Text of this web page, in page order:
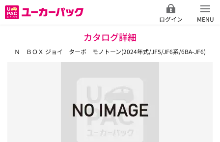
ログイン MENU
カタログ詳細
Ｎ ＢＯＸ ジョイ ターボ モノトーン(2024年式/JF5/JF6系/6BA-JF6)